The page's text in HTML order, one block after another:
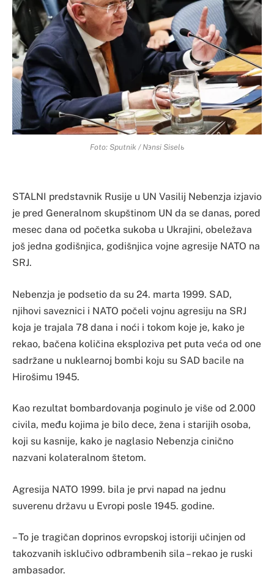
Foto: Sputnik / Nэnsi Siselь
STALNI predstavnik Rusije u UN Vasilij Nebenzja izjavio
je pred Generalnom skupštinom UN da se danas, pored
mesec dana od početka sukoba u Ukrajini, obeležava
još jedna godišnjica, godišnjica vojne agresije NATO na
SRJ.
Nebenzja je podsetio da su 24. marta 1999. SAD,
njihovi saveznici i NATO počeli vojnu agresiju na SRJ
koja je trajala 78 dana i noći i tokom koje je, kako je
rekao, bačena količina eksploziva pet puta veća od one
sadržane u nuklearnoj bombi koju su SAD bacile na
Hirošimu 1945.
Kao rezultat bombardovanja poginulo je više od 2.000
civila, među kojima je bilo dece, žena i starijih osoba,
koji su kasnije, kako je naglasio Nebenzja cinično
nazvani kolateralnom štetom.
Agresija NATO 1999. bila je prvi napad na jednu
suverenu državu u Evropi posle 1945. godine.
– To je tragičan doprinos evropskoj istoriji učinjen od
takozvanih isklučivo odbrambenih sila – rekao je ruski
ambasador.